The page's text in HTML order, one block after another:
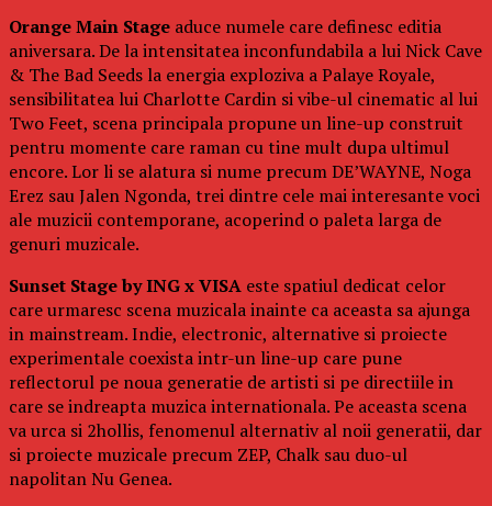
Orange Main Stage aduce numele care definesc editia
aniversara. De la intensitatea inconfundabila a lui Nick Cave
& The Bad Seeds la energia exploziva a Palaye Royale,
sensibilitatea lui Charlotte Cardin si vibe-ul cinematic al lui
Two Feet, scena principala propune un line-up construit
pentru momente care raman cu tine mult dupa ultimul
encore. Lor li se alatura si nume precum DE’WAYNE, Noga
Erez sau Jalen Ngonda, trei dintre cele mai interesante voci
ale muzicii contemporane, acoperind o paleta larga de
genuri muzicale.
Sunset Stage by ING x VISA este spatiul dedicat celor
care urmaresc scena muzicala inainte ca aceasta sa ajunga
in mainstream. Indie, electronic, alternative si proiecte
experimentale coexista intr-un line-up care pune
reflectorul pe noua generatie de artisti si pe directiile in
care se indreapta muzica internationala. Pe aceasta scena
va urca si 2hollis, fenomenul alternativ al noii generatii, dar
si proiecte muzicale precum ZEP, Chalk sau duo-ul
napolitan Nu Genea.